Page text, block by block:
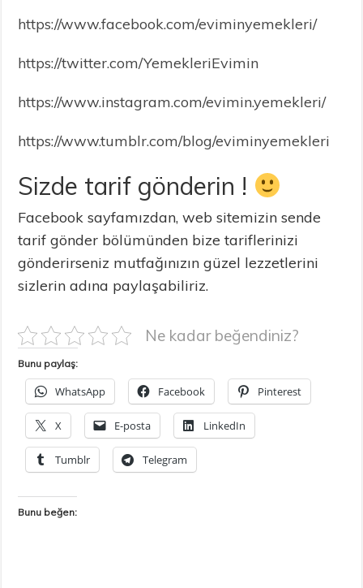
https://www.facebook.com/eviminyemekleri/
https://twitter.com/YemekleriEvimin
https://www.instagram.com/evimin.yemekleri/
https://www.tumblr.com/blog/eviminyemekleri
Sizde tarif gönderin !
Facebook sayfamızdan, web sitemizin sende
tarif gönder bölümünden bize tariflerinizi
gönderirseniz mutfağınızın güzel lezzetlerini
sizlerin adına paylaşabiliriz.
Ne kadar beğendiniz?
Bunu paylaş:
WhatsApp Facebook Pinterest
X E-posta LinkedIn
Tumblr Telegram
Bunu beğen: